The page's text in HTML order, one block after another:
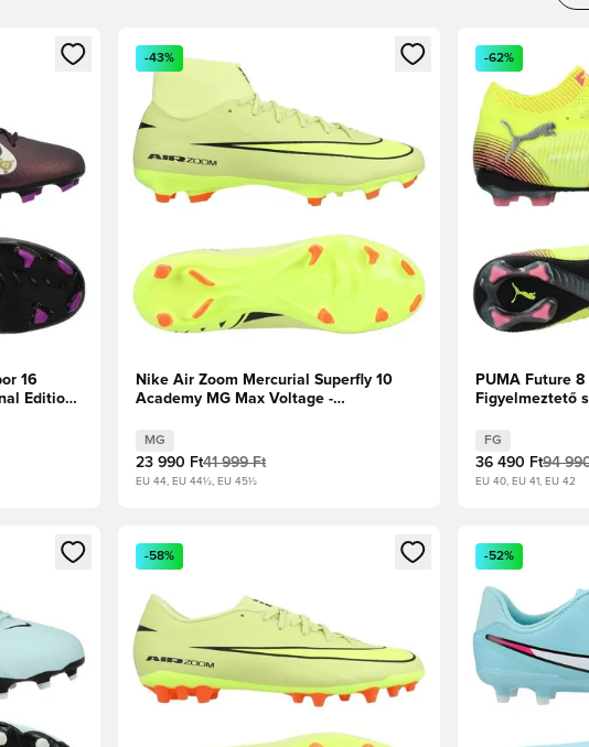
vagy a tagként való regisztrációhoz
16
Edition -
Megnyit egy modált a bejelentkezéshez vagy a tagként való
-43%
Nike Air Zoom Mercurial Superfly 10
Academy MG Max Voltage -
MG
23 990 Ft41 999 Ft
EU 44, EU 44½, EU 45½
Megnyit egy
-62%
PUMA Future
Figyelmeztető
FG
36 490 Ft94
EU 40, EU 41, EU 42
vagy a tagként való regisztrációhoz
Megnyit egy modált a bejelentkezéshez vagy a tagként való
-58%
Megnyit egy
-52%